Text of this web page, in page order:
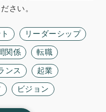
さい。
リーダーシップ
関係 転職
ンス 起業
ビジョン